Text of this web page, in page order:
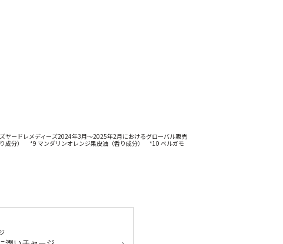
ードレメディーズ2024年3月～2025年2月におけるグローバル販売
成分） *9 マンダリンオレンジ果皮油（香り成分） *10 ベルガモ